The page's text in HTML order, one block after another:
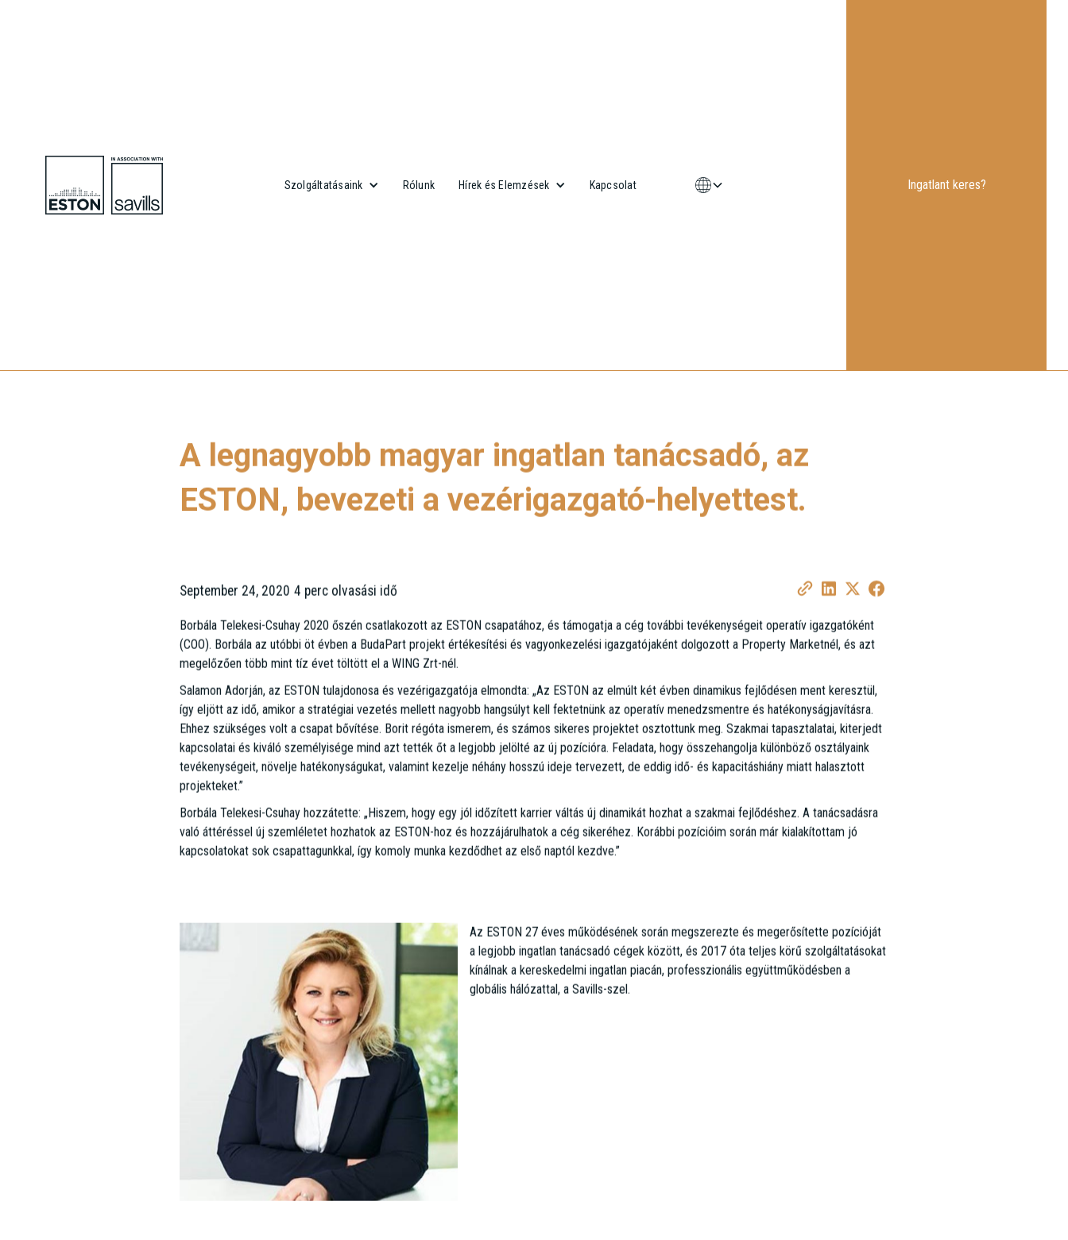
Szolgáltatásaink Rólunk Hírek és Elemzések Kapcsolat Ingatlant keres?
A legnagyobb magyar ingatlan tanácsadó, az
ESTON, bevezeti a vezérigazgató-helyettest.
September 24, 2020 4 perc olvasási idő
Borbála Telekesi-Csuhay 2020 őszén csatlakozott az ESTON csapatához, és támogatja a cég további tevékenységeit operatív igazgatóként
(COO). Borbála az utóbbi öt évben a BudaPart projekt értékesítési és vagyonkezelési igazgatójaként dolgozott a Property Marketnél, és azt
megelőzően több mint tíz évet töltött el a WING Zrt-nél.
Salamon Adorján, az ESTON tulajdonosa és vezérigazgatója elmondta: „Az ESTON az elmúlt két évben dinamikus fejlődésen ment keresztül,
így eljött az idő, amikor a stratégiai vezetés mellett nagyobb hangsúlyt kell fektetnünk az operatív menedzsmentre és hatékonyságjavításra.
Ehhez szükséges volt a csapat bővítése. Borit régóta ismerem, és számos sikeres projektet osztottunk meg. Szakmai tapasztalatai, kiterjedt
kapcsolatai és kiváló személyisége mind azt tették őt a legjobb jelölté az új pozícióra. Feladata, hogy összehangolja különböző osztályaink
tevékenységeit, növelje hatékonyságukat, valamint kezelje néhány hosszú ideje tervezett, de eddig idő- és kapacitáshiány miatt halasztott
projekteket.”
Borbála Telekesi-Csuhay hozzátette: „Hiszem, hogy egy jól időzített karrier váltás új dinamikát hozhat a szakmai fejlődéshez. A tanácsadásra
való áttéréssel új szemléletet hozhatok az ESTON-hoz és hozzájárulhatok a cég sikeréhez. Korábbi pozícióim során már kialakítottam jó
kapcsolatokat sok csapattagunkkal, így komoly munka kezdődhet az első naptól kezdve.”
Az ESTON 27 éves működésének során megszerezte és megerősítette pozícióját
a legjobb ingatlan tanácsadó cégek között, és 2017 óta teljes körű szolgáltatásokat
kínálnak a kereskedelmi ingatlan piacán, professzionális együttműködésben a
globális hálózattal, a Savills-szel.